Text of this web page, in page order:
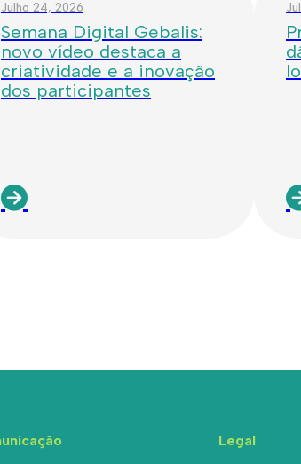
Julho 24, 2026
Semana Digital Gebalis:
novo vídeo destaca a
criatividade e a inovação
dos participantes
Legal